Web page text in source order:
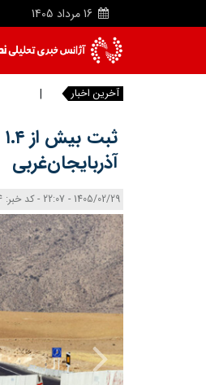
16 مرداد 1405
آخرین اخبار خبرن
آذربایجان‌غربی
1405/02/29 - 22:07 - کد خبر: 161334